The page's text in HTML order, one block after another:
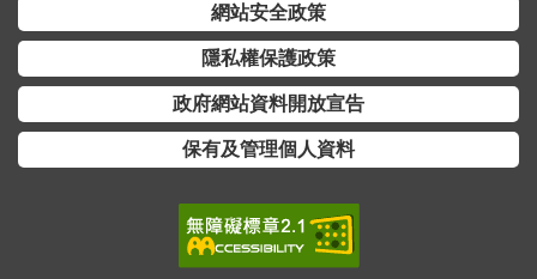
網站安全政策
隱私權保護政策
政府網站資料開放宣告
保有及管理個人資料